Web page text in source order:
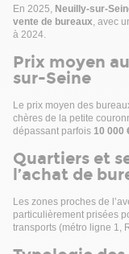
. Fibre optique
PRESTATIONS DU
. Immeuble récent
. Accès sécurisé
. Ascenseur et fibre
. En RDC sur rue et
. 1 plateau de
. D'une pièce
. D'une buanderie
. D'un WC
. Chauffage
. Climatisation
. Lot de copropriété
tantièmes
En 2025, Neuilly-sur-
vente de bureaux , avec
à 2024.
Prix moyen
sur-Seine
Le prix moyen des
chères de la petite
dépassant parfois 10 000
Quartiers et
l’achat de
Les zones proches de
particulièrement prisées
transports (métro ligne 1,